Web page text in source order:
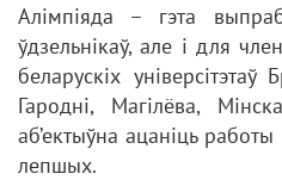
Алімпіяда – гэта
ўдзельнікаў, але і для
беларускіх універсітэтаў
Гародні, Магілёва,
аб’ектыўна ацаніць
лепшых.